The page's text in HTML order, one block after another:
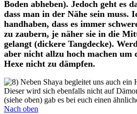
Boden abheben). Jedoch geht es
dass man in der Nähe sein muss.
handhaben, dass es immer
zu zaubern, je näher sie in die
gelangt (dickere Tangdecke).
aber nicht allzu hoch machen um
Hexe nicht zu dämpfen.
Neben Shaya begleitet uns auch ein
Dieser wird sich ebenfalls nicht auf
(siehe oben) gab es bei euch einen
Nach oben